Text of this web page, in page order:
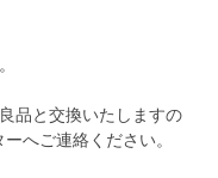
品と交換いたしますの
へご連絡ください。